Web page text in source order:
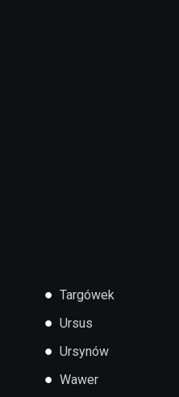
● Targówek
● Ursus
● Ursynów
● Wawer